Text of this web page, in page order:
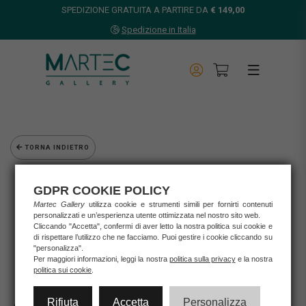
SPEDIZIONE GRATUITA A PARTIRE DA € 149,00
Spedizione in Italia
TORNA INDIETRO
Opere d'arte
Grafica d'autore
Agostini Andrea
ANDREA AGOSTINI - MARZO
GDPR COOKIE POLICY
Martec Gallery utilizza cookie e strumenti simili per fornirti contenuti
personalizzati e un’esperienza utente ottimizzata nel nostro sito web.
Cliccando "Accetta", confermi di aver letto la nostra politica sui cookie e
di rispettare l’utilizzo che ne facciamo. Puoi gestire i cookie cliccando su
"personalizza".
Per maggiori informazioni, leggi la nostra politica sulla privacye la nostra
politica sui cookie
Rifiuta Accetta Personalizza